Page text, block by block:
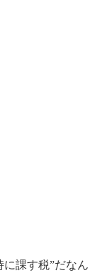
課す税”だなん